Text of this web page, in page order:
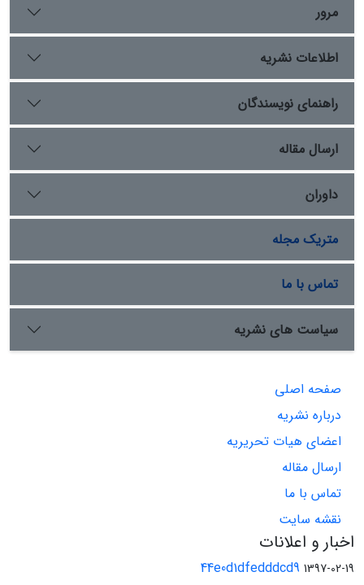
مرور
اطلاعات نشریه
راهنمای نویسندگان
ارسال مقاله
داوران
متریک مجله
تماس با ما
سیاست های نشریه
صفحه اصلی
درباره نشریه
اعضای هیات تحریریه
ارسال مقاله
تماس با ما
نقشه سایت
اخبار و اعلانات
44e0d1dfedddcd9 1397-02-19